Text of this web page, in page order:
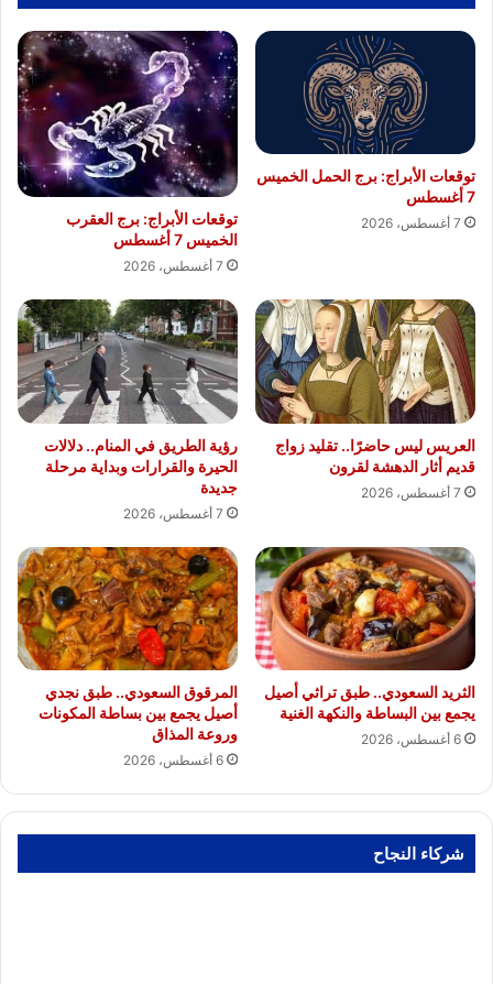
توقعات الأبراج: برج الحمل الخميس
7 أغسطس
7 أغسطس، 2026
توقعات الأبراج: برج العقرب
الخميس 7 أغسطس
7 أغسطس، 2026
العريس ليس حاضرًا.. تقليد زواج
قديم أثار الدهشة لقرون
7 أغسطس، 2026
رؤية الطريق في المنام.. دلالات
الحيرة والقرارات وبداية مرحلة
جديدة
7 أغسطس، 2026
الثريد السعودي.. طبق تراثي أصيل
يجمع بين البساطة والنكهة الغنية
6 أغسطس، 2026
المرقوق السعودي.. طبق نجدي
أصيل يجمع بين بساطة المكونات
وروعة المذاق
6 أغسطس، 2026
شركاء النجاح